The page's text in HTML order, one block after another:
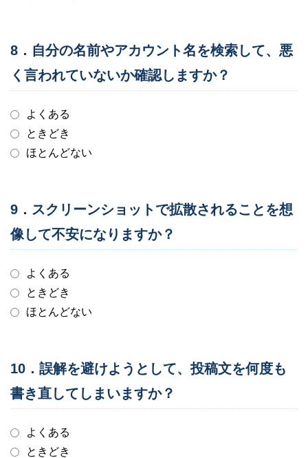
8．自分の名前やアカウント名を検索して、悪
く言われていないか確認しますか？
よくある
ときどき
ほとんどない
9．スクリーンショットで拡散されることを想
像して不安になりますか？
よくある
ときどき
ほとんどない
10．誤解を避けようとして、投稿文を何度も
書き直してしまいますか？
よくある
ときどき